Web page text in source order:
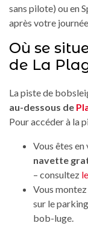
sans pilote) ou en
après votre
Où se
de La
La piste de
au-dessous de
Pour accéder à la
Vous êtes en
navette
– consultez
Vous montez
sur le
bob-luge.